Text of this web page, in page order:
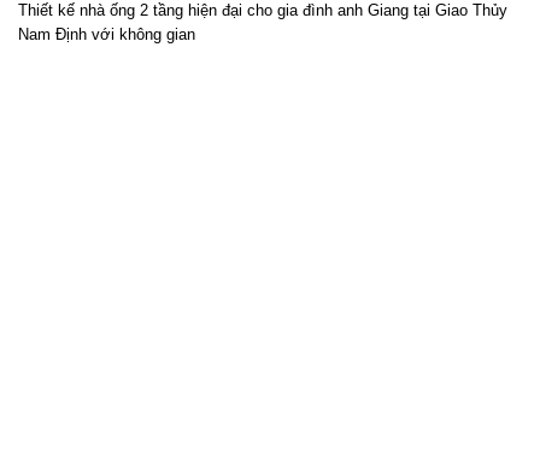
Thiết kế nhà ống 2 tầng hiện đại cho gia đình anh Giang tại Giao Thủy
Nam Định với không gian